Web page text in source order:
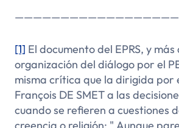
——————————————————
[1] El documento del EPRS, y
organización del diálogo por el
misma crítica que la dirigida por
François DE SMET a las
cuando se refieren a cuestiones